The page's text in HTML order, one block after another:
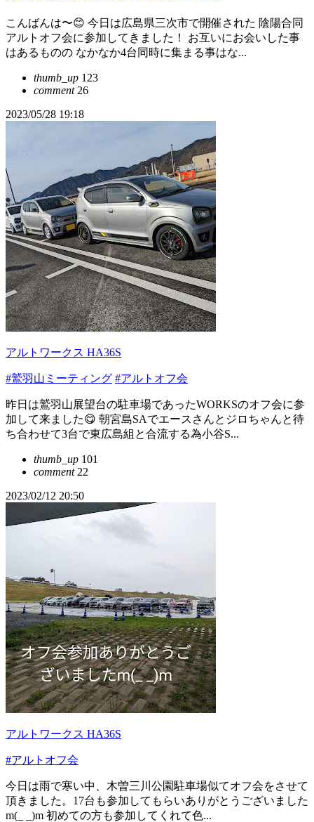
こんばんは〜😊 今日は広島県三次市で開催された 陰陽合同
アルトオフ会に参加してきました！ お互いにお会いした事
はあるものの なかなか4台同時に集まる事はな...
thumb_up 123
comment26
2023/05/28 19:18
アルトワークス HA36S
#鷲羽山ミーティング #アルトオフ会
昨日は鷲羽山展望台の駐車場であったWORKSのオフ会に参
加して来ました😋 朝宮島SAでエースさんとジロちゃんと待
ち合わせて3台で東広島組と合流する為小谷S...
thumb_up 101
comment22
2023/02/12 20:50
アルトワークス HA36S
#アルトオフ会
今日は雨で寒い中、木曽三川公園駐車場似てオフ会をさせて
頂きました。17台も参加してもらいありがとうございました
m(_ _)m 初めての方も参加してくれて色...